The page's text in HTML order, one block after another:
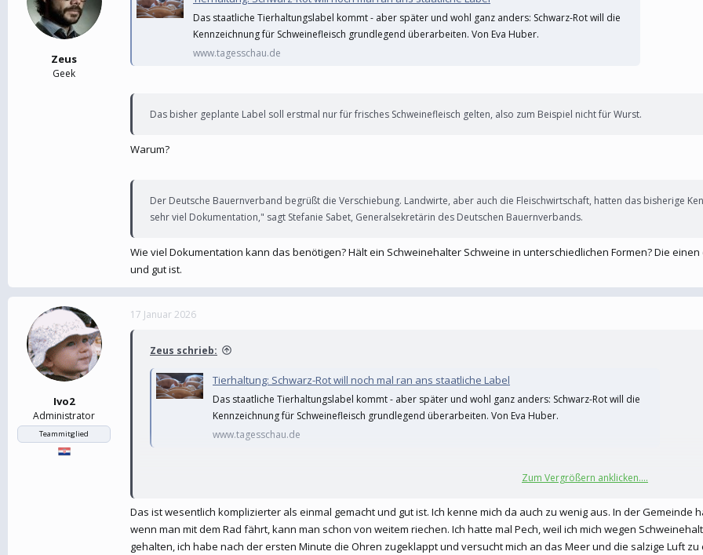
Zeus
Geek
Das staatliche Tierhaltungslabel kommt - aber später und wohl ganz anders: Schwarz-Rot will die
Kennzeichnung für Schweinefleisch grundlegend überarbeiten. Von Eva Huber.
www.tagesschau.de
Das bisher geplante Label soll erstmal nur für frisches Schweinefleisch gelten, also zum Beispiel nicht für Wurst.
Warum?
Der Deutsche Bauernverband begrüßt die Verschiebung. Landwirte, aber auch die Fleischwirtschaft, hatten das bisherige
sehr viel Dokumentation," sagt Stefanie Sabet, Generalsekretärin des Deutschen Bauernverbands.
Wie viel Dokumentation kann das benötigen? Hält ein Schweinehalter Schweine in unterschiedlichen Formen? Die
und gut ist.
Ivo2
Administrator
Teammitglied
17 Januar 2026
Zeus schrieb:
Tierhaltung: Schwarz-Rot will noch mal ran ans staatliche Label
Das staatliche Tierhaltungslabel kommt - aber später und wohl ganz anders: Schwarz-Rot will die
Kennzeichnung für Schweinefleisch grundlegend überarbeiten. Von Eva Huber.
www.tagesschau.de
Wie viel Dokumentation kann das benötigen? Hält ein Schweinehalter Schweine in unterschiedlichen Formen? Die einen
Zum Vergrößern anklicken....
Das ist wesentlich komplizierter als einmal gemacht und gut ist. Ich kenne mich da auch zu wenig aus. In der
wenn man mit dem Rad fährt, kann man schon von weitem riechen. Ich hatte mal Pech, weil ich mich wegen
gehalten, ich habe nach der ersten Minute die Ohren zugeklappt und versucht mich an das Meer und die salzige Luft zu